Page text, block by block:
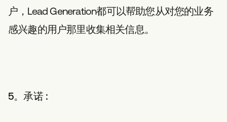
户，Lead Generation都可以帮助您从对您的业务
感兴趣的用户那里收集相关信息。
5。承诺 :